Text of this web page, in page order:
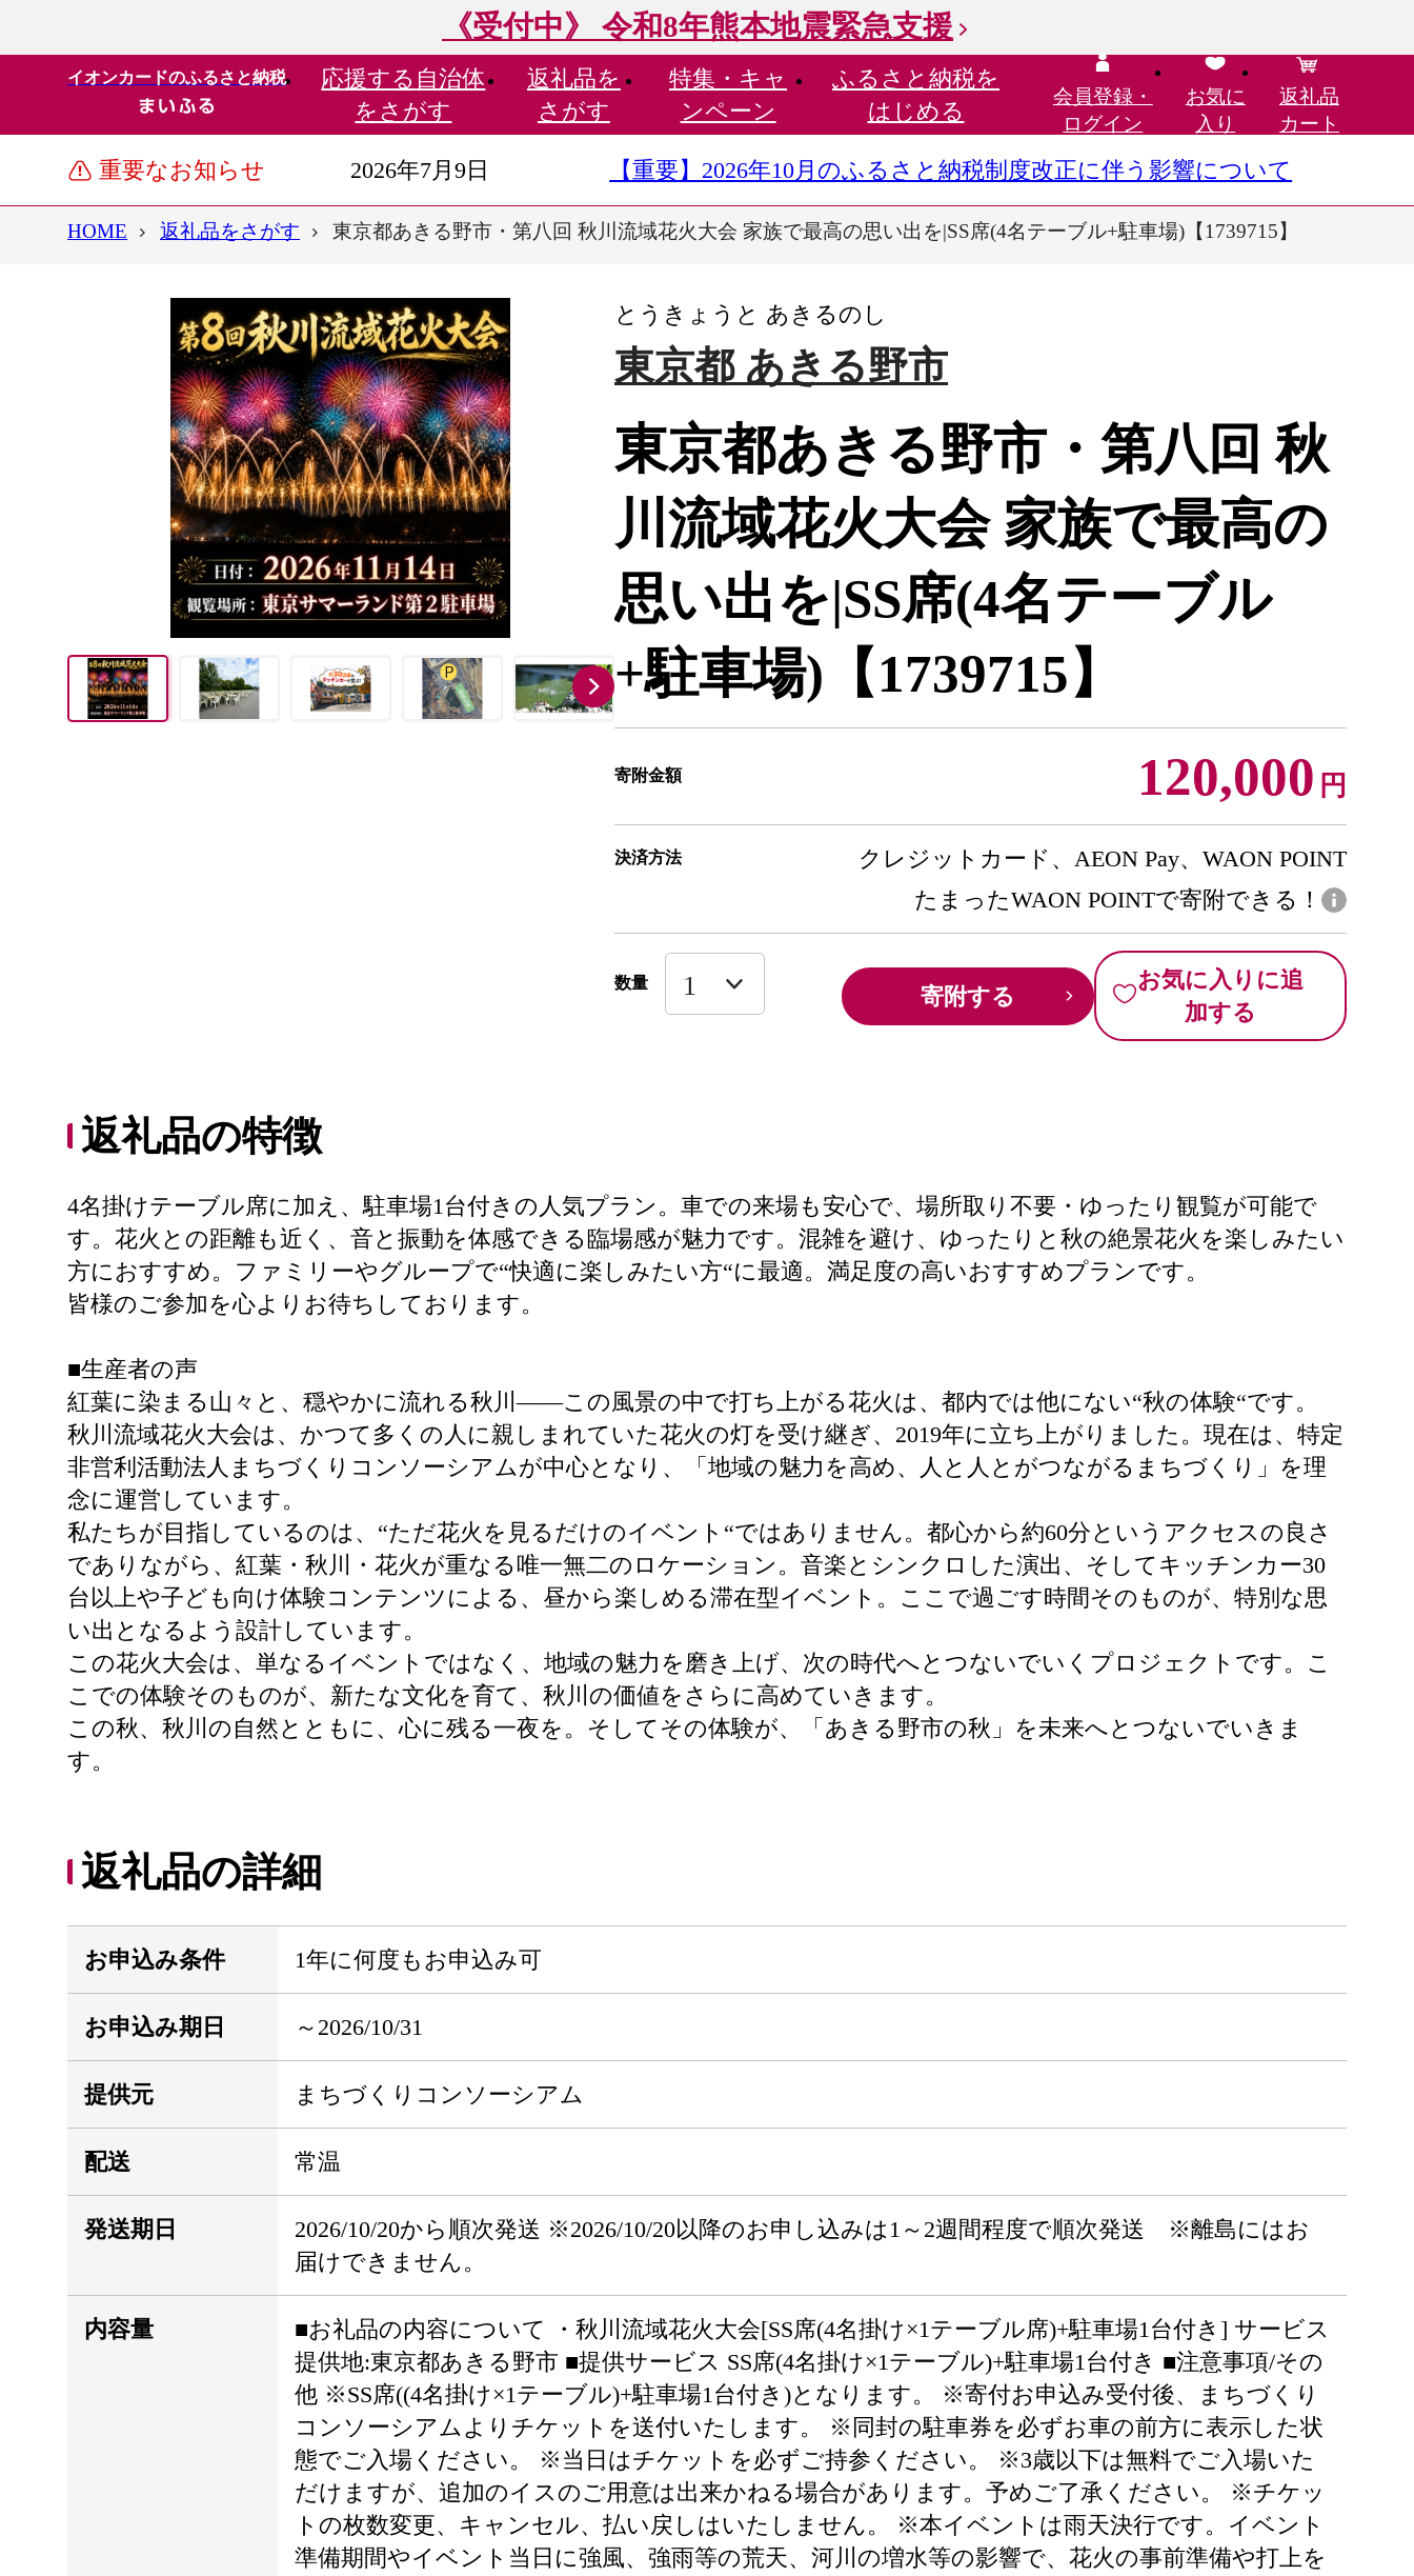
《受付中》 令和8年熊本地震緊急支援
イオンカードのふるさと納税 応援する 自治体
をさがす
返礼品を
さがす
特集・ キャ
ンペーン
ふるさと納税を
はじめる
会員登録・
ログイン
お気に
入り
返礼品
カート
重要なお知らせ 2026年7月9日 【重要】2026年10月のふるさと納税制度改正に伴う影響について
HOME 返礼品をさがす 東京都あきる野市・第八回 秋川流域花火大会 家族で最高の思い出を|SS席(4名テーブル+駐車場)【1739715】
とうきょうと あきるのし
東京都 あきる野市
東京都あきる野市・第八回 秋
川流域花火大会 家族で最高の
思い出を|SS席(4名テーブル
+駐車場)【1739715】
寄附金額 120,000 円
決済方法
クレジットカード、AEON Pay、WAON POINT
たまったWAON POINTで寄附できる！
数量 寄附する
お気に入りに追
加する
返礼品の特徴
4名掛けテーブル席に加え、駐車場1台付きの人気プラン。車での来場も安心で、場所取り不要・ゆったり観覧が可能で
す。花火との距離も近く、音と振動を体感できる臨場感が魅力です。混雑を避け、ゆったりと秋の絶景花火を楽しみたい
方におすすめ。ファミリーやグループで“快適に楽しみたい方“に最適。満足度の高いおすすめプランです。
皆様のご参加を心よりお待ちしております。
■生産者の声
紅葉に染まる山々と、穏やかに流れる秋川――この風景の中で打ち上がる花火は、都内では他にない“秋の体験“です。
秋川流域花火大会は、かつて多くの人に親しまれていた花火の灯を受け継ぎ、2019年に立ち上がりました。現在は、特定
非営利活動法人まちづくりコンソーシアムが中心となり、「地域の魅力を高め、人と人とがつながるまちづくり」を理
念に運営しています。
私たちが目指しているのは、“ただ花火を見るだけのイベント“ではありません。都心から約60分というアクセスの良さ
でありながら、紅葉・秋川・花火が重なる唯一無二のロケーション。音楽とシンクロした演出、そしてキッチンカー30
台以上や子ども向け体験コンテンツによる、昼から楽しめる滞在型イベント。ここで過ごす時間そのものが、特別な思
い出となるよう設計しています。
この花火大会は、単なるイベントではなく、地域の魅力を磨き上げ、次の時代へとつないでいくプロジェクトです。こ
こでの体験そのものが、新たな文化を育て、秋川の価値をさらに高めていきます。
この秋、秋川の自然とともに、心に残る一夜を。そしてその体験が、「あきる野市の秋」を未来へとつないでいきま
す。
返礼品の詳細
お申込み条件 1年に何度もお申込み可
お申込み期日 ～2026/10/31
提供元 まちづくりコンソーシアム
配送 常温
発送期日
2026/10/20から順次発送 ※2026/10/20以降のお申し込みは1～2週間程度で順次発送 ※離島にはお
届けできません。
内容量
■お礼品の内容について ・秋川流域花火大会[SS席(4名掛け×1テーブル席)+駐車場1台付き] サービス
提供地:東京都あきる野市 ■提供サービス SS席(4名掛け×1テーブル)+駐車場1台付き ■注意事項/その
他 ※SS席((4名掛け×1テーブル)+駐車場1台付き)となります。 ※寄付お申込み受付後、まちづくり
コンソーシアムよりチケットを送付いたします。 ※同封の駐車券を必ずお車の前方に表示した状
態でご入場ください。 ※当日はチケットを必ずご持参ください。 ※3歳以下は無料でご入場いた
だけますが、追加のイスのご用意は出来かねる場合があります。予めご了承ください。 ※チケッ
トの枚数変更、キャンセル、払い戻しはいたしません。 ※本イベントは雨天決行です。イベント
準備期間やイベント当日に強風、強雨等の荒天、河川の増水等の影響で、花火の事前準備や打上を